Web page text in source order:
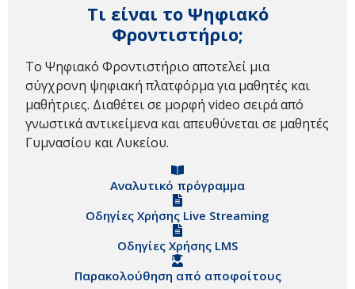
Τι είναι το Ψηφιακό
Φροντιστήριο;
Το Ψηφιακό Φροντιστήριο αποτελεί μια
σύγχρονη ψηφιακή πλατφόρμα για μαθητές και
μαθήτριες. Διαθέτει σε μορφή video σειρά από
γνωστικά αντικείμενα και απευθύνεται σε μαθητές
Γυμνασίου και Λυκείου.
Αναλυτικό πρόγραμμα
Οδηγίες Χρήσης Live Streaming
Οδηγίες Χρήσης LMS
Παρακολούθηση από αποφοίτους